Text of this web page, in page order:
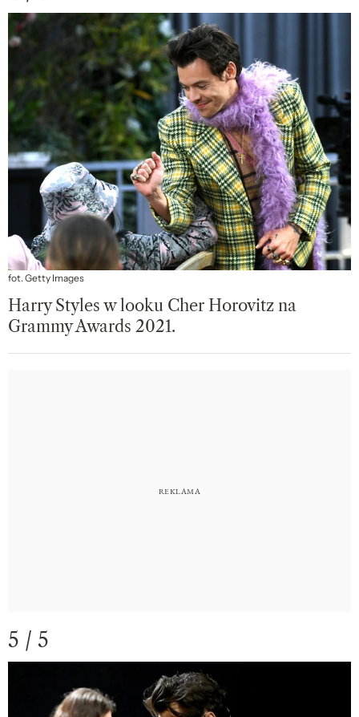
fot. Getty Images
Harry Styles w looku Cher Horovitz na
Grammy Awards 2021.
5 / 5